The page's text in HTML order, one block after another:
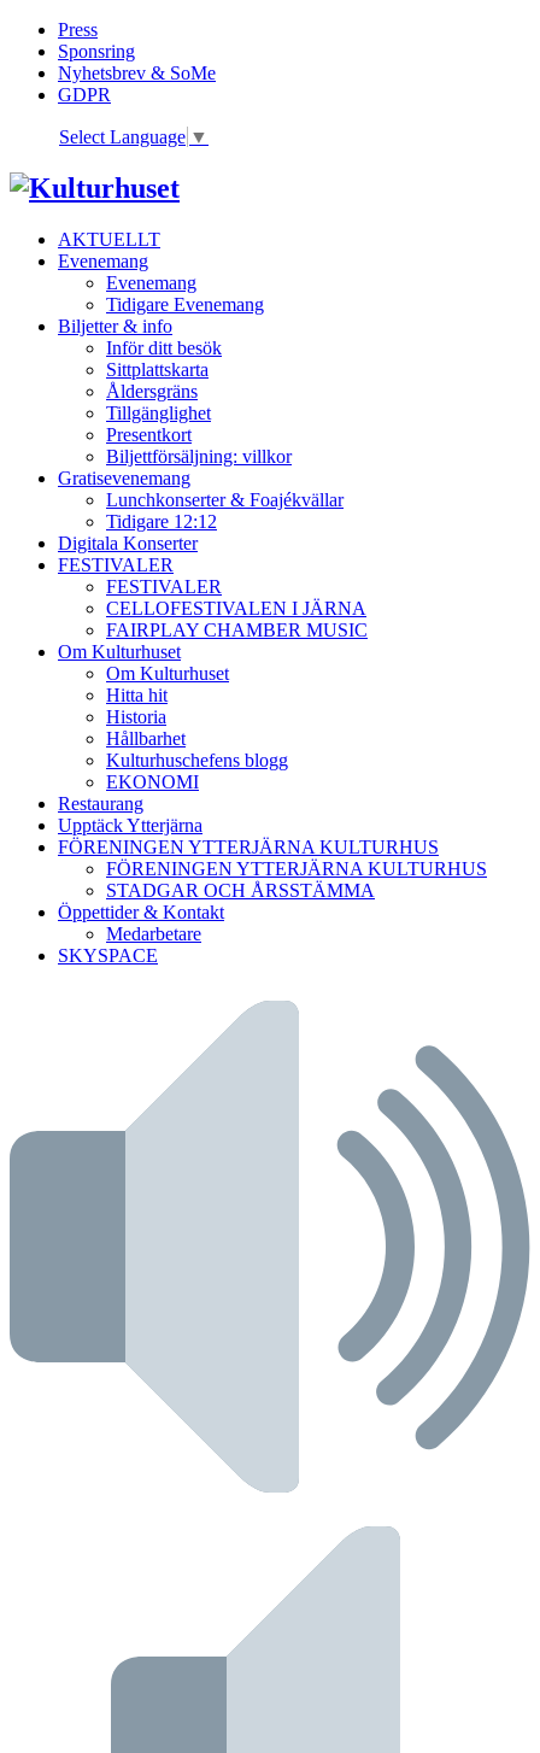
Press
Sponsring
Nyhetsbrev & SoMe
GDPR
Select Language ▼
AKTUELLT
Evenemang
Evenemang
Tidigare Evenemang
Biljetter & info
Inför ditt besök
Sittplattskarta
Åldersgräns
Tillgänglighet
Presentkort
Biljettförsäljning: villkor
Gratisevenemang
Lunchkonserter & Foajékvällar
Tidigare 12:12
Digitala Konserter
FESTIVALER
FESTIVALER
CELLOFESTIVALEN I JÄRNA
FAIRPLAY CHAMBER MUSIC
Om Kulturhuset
Om Kulturhuset
Hitta hit
Historia
Hållbarhet
Kulturhuschefens blogg
EKONOMI
Restaurang
Upptäck Ytterjärna
FÖRENINGEN YTTERJÄRNA KULTURHUS
FÖRENINGEN YTTERJÄRNA KULTURHUS
STADGAR OCH ÅRSSTÄMMA
Öppettider & Kontakt
Medarbetare
SKYSPACE